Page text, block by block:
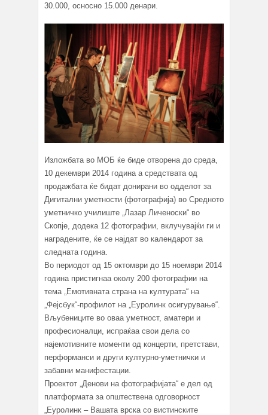
30.000, осносно 15.000 денари.
Изложбата во МОБ ќе биде отворена до среда,
10 декември 2014 година a средствата од
продажбата ќе бидат донирани во одделот за
Дигитални уметности (фотографија) во Средното
уметничко училиште „Лазар Личеноски“ во
Скопје, додека 12 фотографии, вклучувајќи ги и
наградените, ќе се најдат во календарот за
следната година.
Во периодот од 15 октомври до 15 ноември 2014
година пристигнаа околу 200 фотографии на
тема „Емотивната страна на културата“ на
„Фејсбук“-профилот на „Еуролинк осигурување“.
Вљубениците во оваа уметност, аматери и
професионалци, испраќаа свои дела со
најемотивните моменти од концерти, претстави,
перформанси и други културно-уметнички и
забавни манифестации.
Проектот „Денови на фотографијата“ е дел од
платформата за општествена одговорност
„Еуролинк – Вашата врска со вистинските